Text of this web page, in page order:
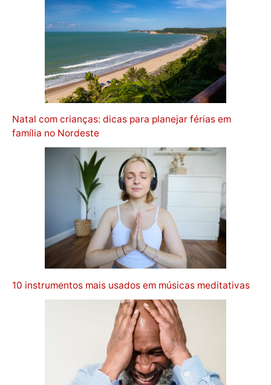
Natal com crianças: dicas para planejar férias em
família no Nordeste
10 instrumentos mais usados em músicas meditativas